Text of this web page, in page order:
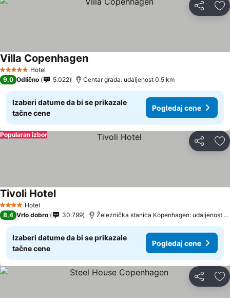
Deli
5 ZvezdiceHotel
Villa CopenhagenPogledaj cene
9,0 Odlično 5.022 Centar grada: udaljenost 0.5 km
Izaberi datume da bi se prikazale
tačne cene
Pogledaj cene
Deli
Popularan izbor
4 ZvezdiceHotel
Tivoli HotelPogledaj cene
8,4 Vrlo dobro 30.799 Železnička stanica Kopenhagen: udaljenost
Izaberi datume da bi se prikazale
tačne cene
Pogledaj cene
Deli